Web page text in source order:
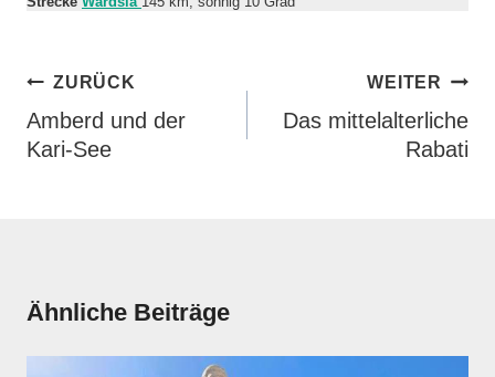
Beitragsnavigation
ZURÜCK
Amberd und der
Kari-See
WEITER
Das mittelalterliche
Rabati
Ähnliche Beiträge